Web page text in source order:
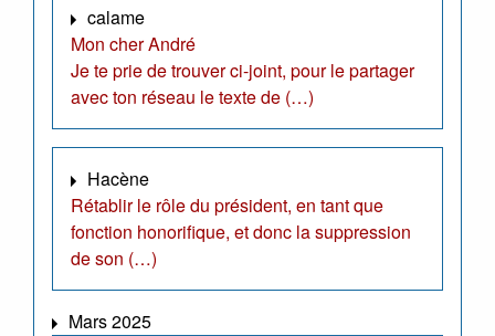
calame
Mon cher André
Je te prie de trouver ci-joint, pour le partager
avec ton réseau le texte de (…)
Hacène
Rétablir le rôle du président, en tant que
fonction honorifique, et donc la suppression
de son (…)
Mars 2025